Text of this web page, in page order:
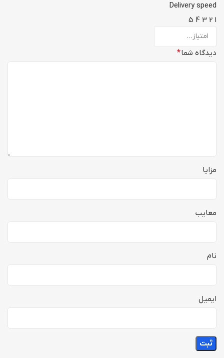
Delivery speed
1
2
3
4
5
دیدگاه شما*
مزایا
معایب
نام
ایمیل